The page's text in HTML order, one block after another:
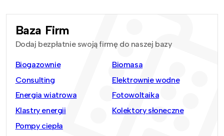
Baza Firm
Dodaj bezpłatnie swoją firmę do naszej bazy
Biogazownie
Biomasa
Consulting
Elektrownie wodne
Energia wiatrowa
Fotowoltaika
Klastry energii
Kolektory słoneczne
Pompy ciepła